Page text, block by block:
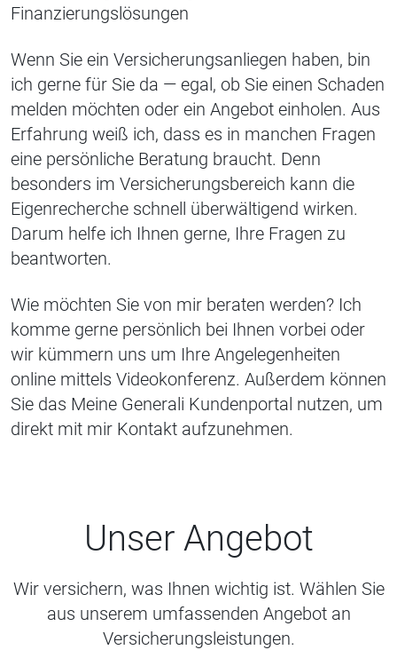
Finanzierungslösungen
Wenn Sie ein Versicherungsanliegen haben, bin
ich gerne für Sie da — egal, ob Sie einen Schaden
melden möchten oder ein Angebot einholen. Aus
Erfahrung weiß ich, dass es in manchen Fragen
eine persönliche Beratung braucht. Denn
besonders im Versicherungsbereich kann die
Eigenrecherche schnell überwältigend wirken.
Darum helfe ich Ihnen gerne, Ihre Fragen zu
beantworten.
Wie möchten Sie von mir beraten werden? Ich
komme gerne persönlich bei Ihnen vorbei oder
wir kümmern uns um Ihre Angelegenheiten
online mittels Videokonferenz. Außerdem können
Sie das Meine Generali Kundenportal nutzen, um
direkt mit mir Kontakt aufzunehmen.
Unser Angebot
Wir versichern, was Ihnen wichtig ist. Wählen Sie
aus unserem umfassenden Angebot an
Versicherungsleistungen.